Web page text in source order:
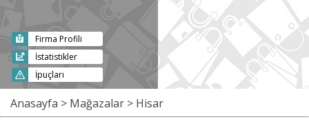
Firma Profili
İstatistikler
İpuçları
Anasayfa > Mağazalar > Hisar